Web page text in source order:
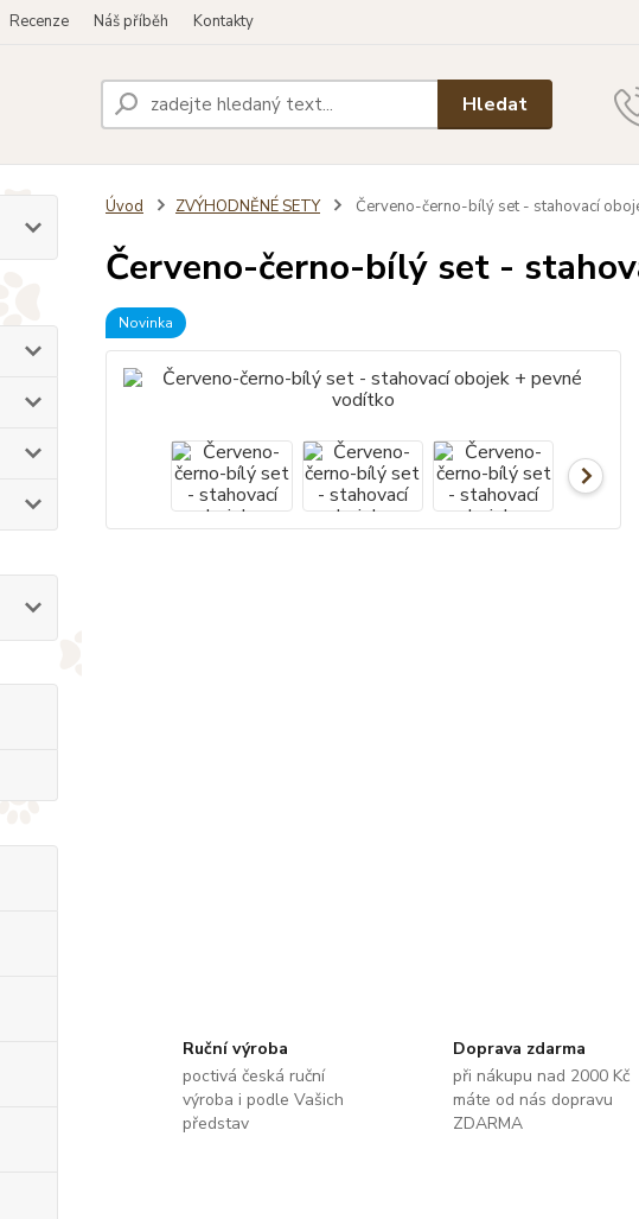
Recenze Náš příběh Kontakty
Hledat
Úvod ZVÝHODNĚNÉ SETY Červeno-černo-bílý set - stahovací
Červeno-černo-bílý set -
Novinka
Ruční výroba
poctivá česká ruční
výroba i podle Vašich
představ
Doprava zdarma
při nákupu nad 2000 Kč
máte od nás dopravu
ZDARMA